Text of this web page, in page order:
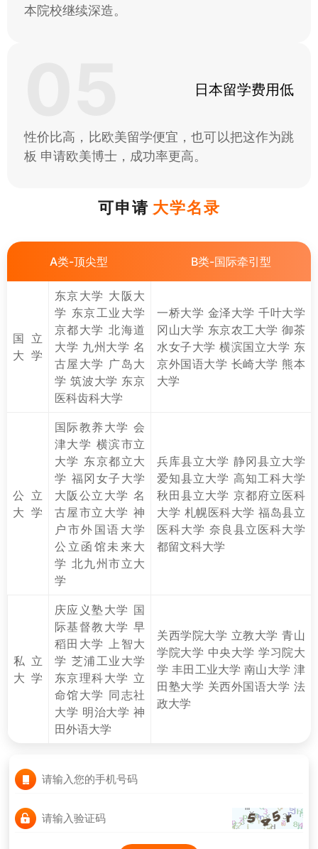
本院校继续深造。
日本留学费用低
性价比高，比欧美留学便宜，也可以把这作为跳
板 申请欧美博士，成功率更高。
可申请 大学名录
A类-顶尖型 B类-国际牵引型
国立
大学
东京大学 大阪大
学 东京工业大学
京都大学 北海道
大学 九州大学 名
古屋大学 广岛大
学 筑波大学 东京
医科齿科大学
一桥大学 金泽大学 千叶大学
冈山大学 东京农工大学 御茶
水女子大学 横滨国立大学 东
京外国语大学 长崎大学 熊本
大学
公立
大学
国际教养大学 会
津大学 横滨市立
大学 东京都立大
学 福冈女子大学
大阪公立大学 名
古屋市立大学 神
户市外国语大学
公立函馆未来大
学 北九州市立大
学
兵库县立大学 静冈县立大学
爱知县立大学 高知工科大学
秋田县立大学 京都府立医科
大学 札幌医科大学 福岛县立
医科大学 奈良县立医科大学
都留文科大学
私立
大学
庆应义塾大学 国
际基督教大学 早
稻田大学 上智大
学 芝浦工业大学
东京理科大学 立
命馆大学 同志社
大学 明治大学 神
田外语大学
关西学院大学 立教大学 青山
学院大学 中央大学 学习院大
学 丰田工业大学 南山大学 津
田塾大学 关西外国语大学 法
政大学